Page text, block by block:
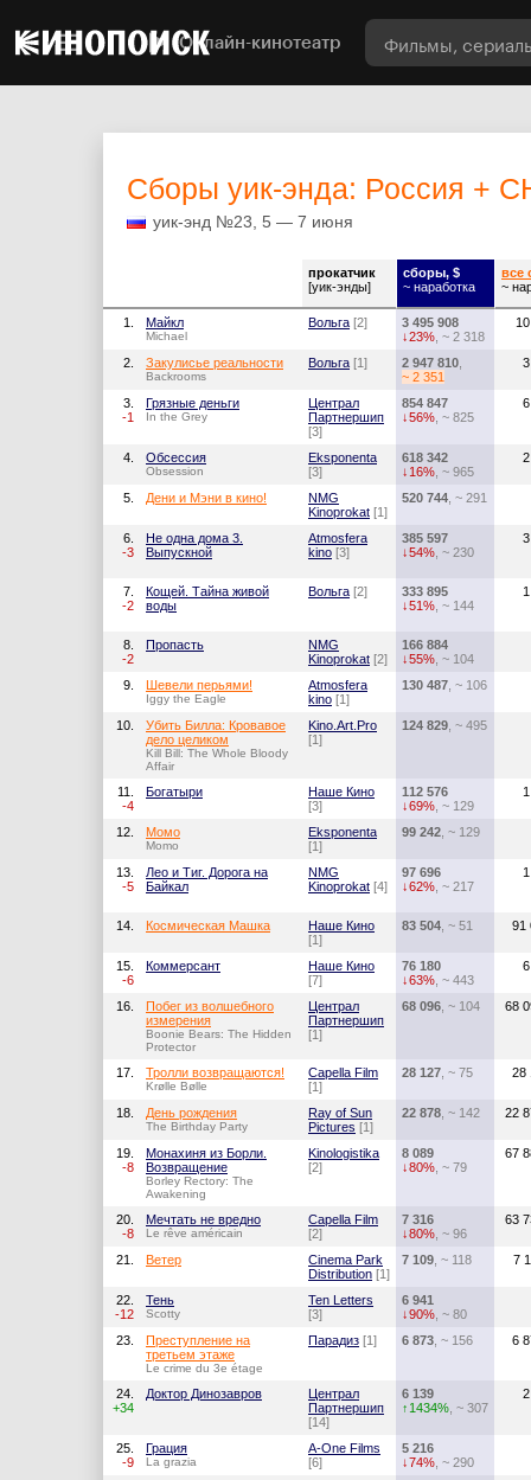
Онлайн-кинотеатр
Cборы уик-энда: Россия +
уик-энд №23, 5 — 7 июня
прокатчик
[уик-энды]
сборы, $
~ наработка
все
~
1. Майкл
Michael
Вольга [2]
3 495 908
↓23% , ~ 2 318
2. Закулисье реальности
Backrooms
Вольга [1] 2 947 810
~ 2 351
3.
-1
Грязные деньги
In the Grey
Централ
Партнершип
[3]
854 847
↓56% , ~ 825
4. Обсессия
Obsession
Eksponenta
[3]
618 342
↓16% , ~ 965
5. Дени и Мэни в кино!
NMG
Kinoprokat [1]
520 744 , ~ 291
6.
-3
Не одна дома 3.
Выпускной
Atmosfera
kino [3]
385 597
↓54% , ~ 230
7.
-2
Кощей. Тайна живой
воды
Вольга [2]
333 895
↓51% , ~ 144
8.
-2
Пропасть
NMG
Kinoprokat [2]
166 884
↓55% , ~ 104
9.
Шевели перьями!
Iggy the Eagle
Atmosfera
kino [1]
130 487 , ~ 106
10.
Убить Билла: Кровавое
дело целиком
Kill Bill: The Whole Bloody
Affair
Kino.Art.Pro
[1]
124 829 , ~ 495
11.
-4
Богатыри
Наше Кино
[3]
112 576
↓69% , ~ 129
12. Момо
Momo
Eksponenta
[1]
99 242 , ~ 129
13.
-5
Лео и Тиг. Дорога на
Байкал
NMG
Kinoprokat [4]
97 696
↓62% , ~ 217
14. Космическая Машка
Наше Кино
[1]
83 504 , ~ 51 91
15.
-6
Коммерсант
Наше Кино
[7]
76 180
↓63% , ~ 443
16.
Побег из волшебного
измерения
Boonie Bears: The Hidden
Protector
Централ
Партнершип
[1]
68 096 , ~ 104 68
17. Тролли возвращаются!
Krølle Bølle
Capella Film
[1]
28 127 , ~ 75 28
18. День рождения
The Birthday Party
Ray of Sun
Pictures [1]
22 878 , ~ 142 22
19.
-8
Монахиня из Борли.
Возвращение
Borley Rectory: The
Awakening
Kinologistika
[2]
8 089
↓80% , ~ 79
67
20.
-8
Мечтать не вредно
Le rêve américain
Capella Film
[2]
7 316
↓80% , ~ 96
63
21. Ветер
Cinema Park
Distribution [1]
7 109 , ~ 118 7
22.
-12
Тень
Scotty
Ten Letters
[3]
6 941
↓90% , ~ 80
23.
Преступление на
третьем этаже
Le crime du 3e étage
Парадиз [1] 6 873 , ~ 156 6
24.
+34
Доктор Динозавров
Централ
Партнершип
[14]
6 139
↑1434% , ~ 307
25.
-9
Грация
La grazia
A-One Films
[6]
5 216
↓74% , ~ 290